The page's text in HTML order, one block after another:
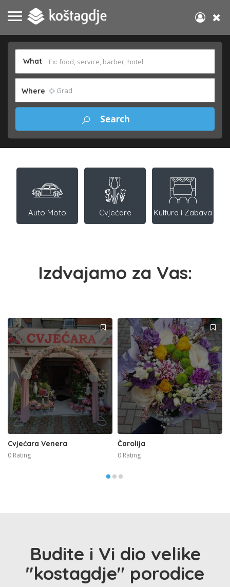
What
Where
Auto Moto Cvjećare Kultura i Zabava
Izdvajamo za Vas:
Cvjećara Venera
0 Rating
Čarolija
0 Rating
Budite i Vi dio velike
"kostagdje" porodice